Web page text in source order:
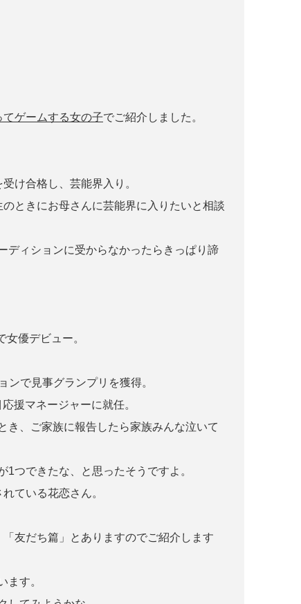
ゲームする女の子でご紹介しました。
け合格し、芸能界入り。
ときにお母さんに芸能界に入りたいと相談
ディションに受からなかったらきっぱり諦
優デビュー。
で見事グランプリを獲得。
援マネージャーに就任。
き、ご家族に報告したら家族みんな泣いて
つできたな、と思ったそうですよ。
ている花恋さん。
友だち篇」とありますのでご紹介します
ます。